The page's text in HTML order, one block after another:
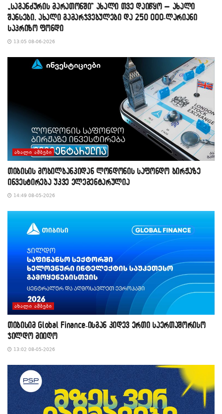
„საგანძურის მარათონში“ ახალი თვე დაიწყო – ახალი
შანსები, ახალი გამარჯვებულები და 250 000-ლარიანი
საპრიზო ფონდი
13:05 08-06-2026
ᲐᲮᲐᲚᲘ ᲐᲛᲑᲔᲑᲘ
თიბისის მობილბანკიდან ლონდონის საფონდო ბირჟაზე
ინვესტირება უკვე ელემენტარულია
14:49 08-05-2026
ᲐᲮᲐᲚᲘ ᲐᲛᲑᲔᲑᲘ
თიბისიმ Global Finance-ისგან კიდევ ერთი საერთაშორისო
ჯილდო მიიღო
13:02 08-05-2026